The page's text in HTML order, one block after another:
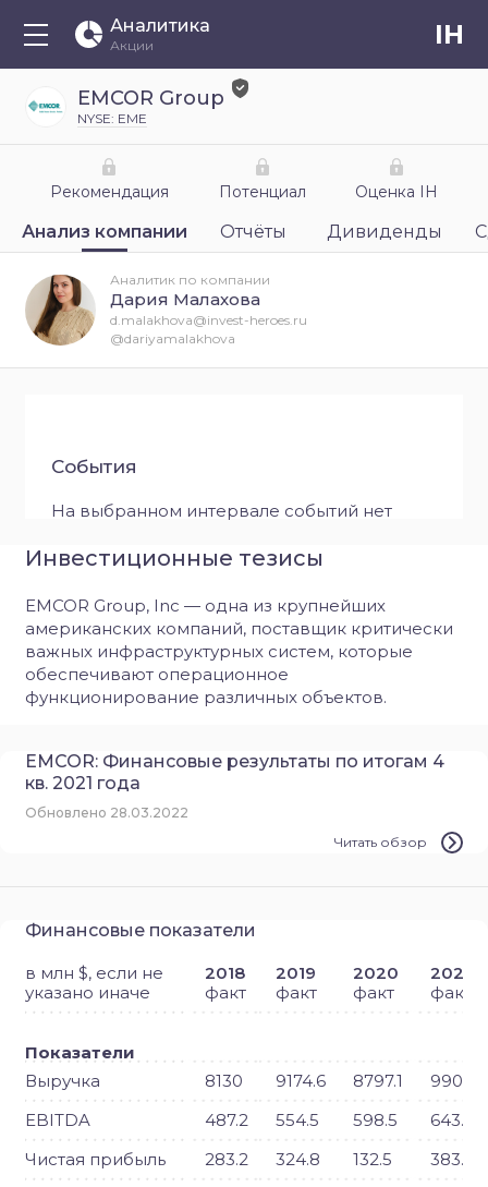
Аналитика
Акции IH
EMCOR Group
NYSE: EME
Рекомендация Потенциал Оценка IH
Анализ компании Отчёты Дивиденды
События
На выбранном интервале событий нет
Инвестиционные тезисы
EMCOR Group, Inc — одна из крупнейших
американских компаний, поставщик критически
важных инфраструктурных систем, которые
обеспечивают операционное
функционирование различных объектов.
EMCOR: Финансовые результаты по итогам 4
кв. 2021 года
Обновлено 28.03.2022
Читать обзор
Аналитик по компании
Дария Малахова
d.malakhova@invest-heroes.ru
@dariyamalakhova
Финансовые показатели
в млн $, если не
указано иначе
2018
факт
2019
факт
2020
факт
2021
факт
Показатели
Выручка
8130 9174.6 8797.1
9904
EBITDA
487.2 554.5 598.5
643.2
Чистая прибыль
283.2 324.8 132.5
383.7